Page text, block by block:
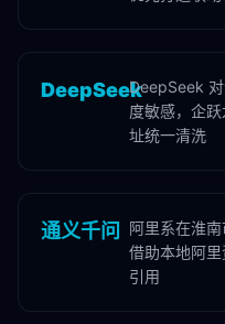
DeepSeekDeepSeek
度敏感，企
址统一清洗
通义千问
阿里系在淮
借助本地阿
引用